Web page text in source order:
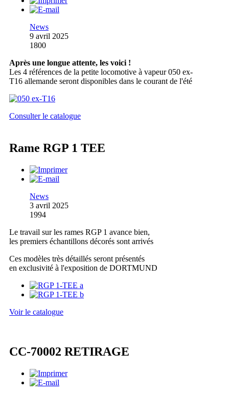
News
9 avril 2025
1800
Après une longue attente, les voici !
Les 4 références de la petite locomotive à vapeur 050 ex-
T16 allemande seront disponibles dans le courant de l'été
Consulter le catalogue
Rame RGP 1 TEE
News
3 avril 2025
1994
Le travail sur les rames RGP 1 avance bien,
les premiers échantillons décorés sont arrivés
Ces modèles très détaillés seront présentés
en exclusivité à l'exposition de DORTMUND
Voir le catalogue
CC-70002 RETIRAGE